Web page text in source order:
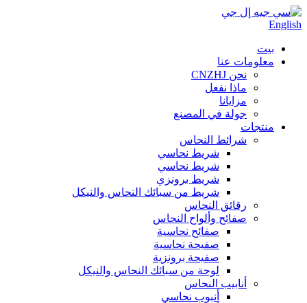
English
بيت
معلومات عنا
نحن CNZHJ
ماذا نفعل
مزايانا
جولة في المصنع
منتجات
شرائط النحاس
شريط نحاسي
شريط نحاسي
شريط برونزي
شريط من سبائك النحاس والنيكل
رقائق النحاس
صفائح وألواح النحاس
صفائح نحاسية
صفيحة نحاسية
صفيحة برونزية
لوحة من سبائك النحاس والنيكل
أنابيب النحاس
أنبوب نحاسي